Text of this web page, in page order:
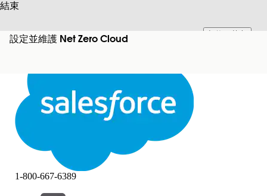
結束
此文已使用 Salesforce 機器翻譯系統翻譯。更多詳細資料請參見
結束
設定並維護 Net Zero Cloud
1-800-667-6389